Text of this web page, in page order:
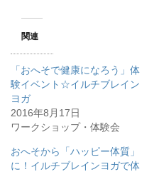
関連
「おへそで健康になろう」体
験イベント☆イルチブレイン
ヨガ
2016年8月17日
ワークショップ・体験会
おへそから「ハッピー体質」
に！イルチブレインヨガで体